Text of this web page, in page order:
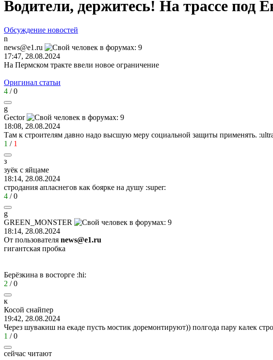
Водители, держитесь! На трассе под
Обсуждение новостей
n
news@e1.ru
17:47, 28.08.2024
На Пермском тракте ввели новое ограничение
Оригинал статьи
4 /0
g
Gector
18:08, 28.08.2024
Там к строителям давно надо высшую меру социальной защиты применять.
1 / 1
з
зуёк с яйцаме
18:14, 28.08.2024
стродания апласнегов как боярке на душу :super:
4 /0
g
GREEN_MONSTER
18:14, 28.08.2024
От пользователя news@e1.ru
гигантская пробка
Берёзкина в восторге :hi:
2 /0
к
Косой снайпер
19:42, 28.08.2024
Через шувакиш на екаде пусть мостик доремонтируют)) полгода пару калек
1 /0
сейчас читают